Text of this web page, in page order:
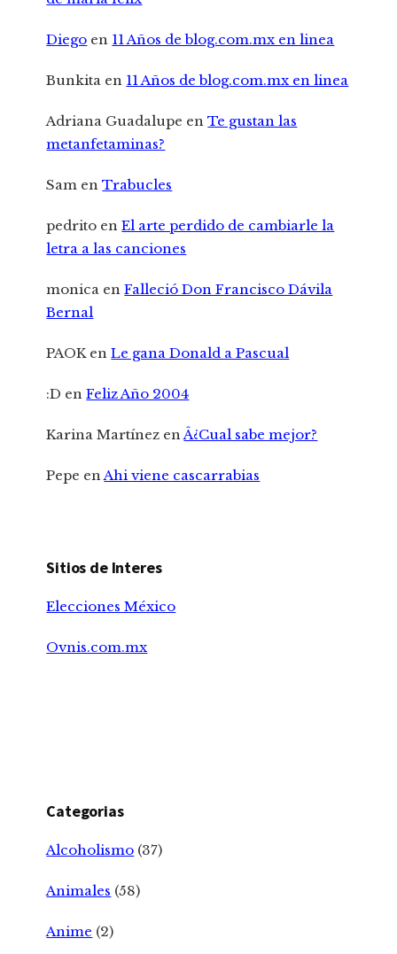
Diego en 11 Años de blog.com.mx en linea
Bunkita en 11 Años de blog.com.mx en linea
Adriana Guadalupe enTe gustan las
metanfetaminas?
Sam enTrabucles
pedrito enEl arte perdido de cambiarle la
letra a las canciones
monica enFalleció Don Francisco Dávila
Bernal
PAOKenLe gana Donald a Pascual
:D enFeliz Año 2004
Karina Martínez enÂ¿Cual sabe mejor?
Pepe enAhi viene cascarrabias
Sitios de Interes
Elecciones México
Ovnis.com.mx
Categorias
Alcoholismo (37)
Animales (58)
Anime (2)